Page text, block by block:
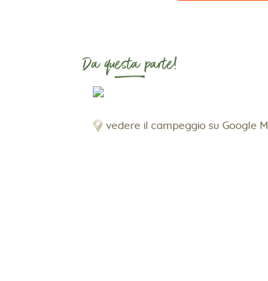
Da questa parte!
vedere il campeggio su Google